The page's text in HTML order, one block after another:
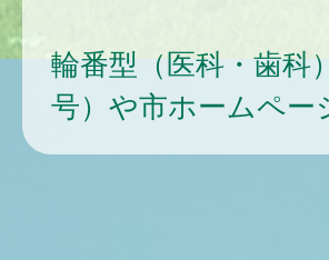
輪番型（医科・歯科
号）や市ホームペ